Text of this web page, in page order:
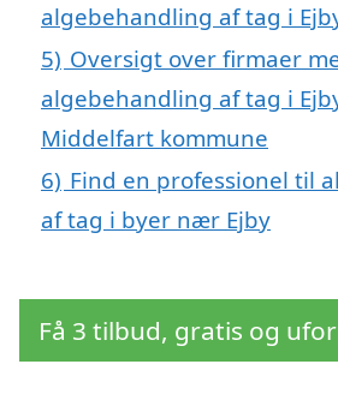
algebehandling af tag i
5) Oversigt over firmaer
algebehandling af tag i
Middelfart kommune
6) Find en professionel til
af tag i byer nær Ejby
Få 3 tilbud, gratis og